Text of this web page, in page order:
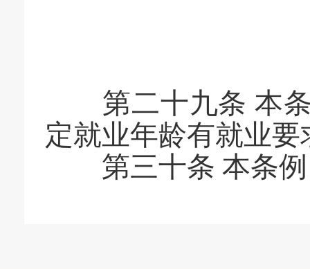
第二十九条 本条
定就业年龄有就业
第三十条 本条例